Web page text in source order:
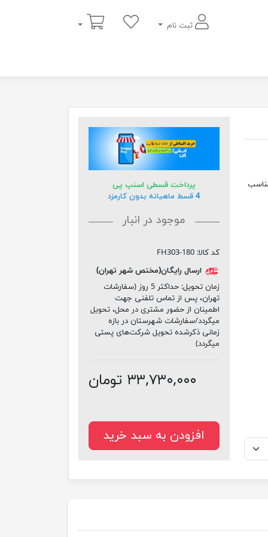
ثبت نام
سبد خرید
مناسب
پرداخت قسطی اسنپ پی
4 قسط ماهیانه بدون کارمزد
موجود در انبار
کد کالا: FH303-180
ارسال رایگان(مختص شهر تهران)
زمان تحویل:
حداکثر 5 روز (سفارشات
تهران، پس از تماس تلفنی جهت
اطمینان از حضور مشتری در محل، تحویل
میگردد/سفارشات شهرستان در بازه
زمانی ذکرشده تحویل شرکت‌های پستی
میگردد)
۳۳,۷۳۰,۰۰۰ تومان
افزودن به سبد خرید